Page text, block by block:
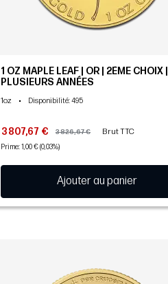
1 OZ MAPLE LEAF | OR | 2ÈME CHOIX |
PLUSIEURS ANNÉES
1oz • Disponibilité: 495
3 807,67 € 3 826,67 € Brut TTC
Prime: 1,00 € (0,03%)
Ajouter au panier